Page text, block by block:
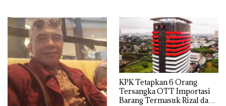
KPK Tetapkan 6 Orang
Tersangka OTT Importasi
Barang Termasuk Rizal dan